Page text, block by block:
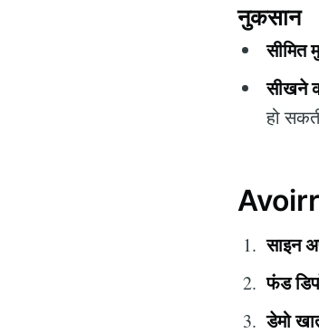
नुकसान
सीमित
सीखने
हो
साइन
फंड
डेमो